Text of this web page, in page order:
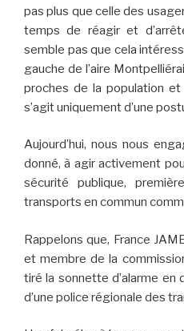
pas plus que celle des
temps de réagir et
semble pas que cela
gauche de l’aire
proches de la population
s’agit uniquement d’une
Aujourd’hui, nous nous
donné, à agir activement
sécurité publique,
transports en commun
Rappelons que, France
et membre de la
tiré la sonnette d’alarme en
d’une police régionale des